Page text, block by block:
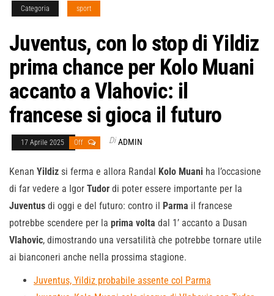
Categoria sport
Juventus, con lo stop di Yildiz
prima chance per Kolo Muani
accanto a Vlahovic: il
francese si gioca il futuro
17 Aprile 2025 Off Di ADMIN
Kenan Yildiz si ferma e allora Randal Kolo Muani ha l’occasione
di far vedere a Igor Tudor di poter essere importante per la
Juventus di oggi e del futuro: contro il Parma il francese
potrebbe scendere per la prima volta dal 1’ accanto a Dusan
Vlahovic, dimostrando una versatilità che potrebbe tornare utile
ai bianconeri anche nella prossima stagione.
Juventus, Yildiz probabile assente col Parma